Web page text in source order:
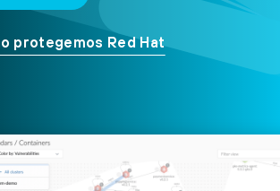
protegemos Red Hat